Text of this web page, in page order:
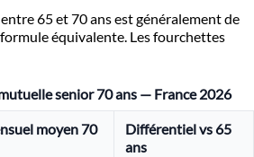
65 et 70 ans est généralement de
équivalente. Les fourchettes
senior 70 ans — France 2026
moyen 70
Différentiel vs 65
ans